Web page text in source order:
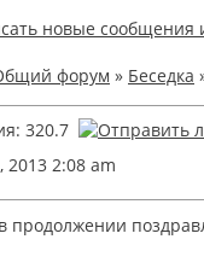
форум » Беседка
2013 2:08 am
продолжении